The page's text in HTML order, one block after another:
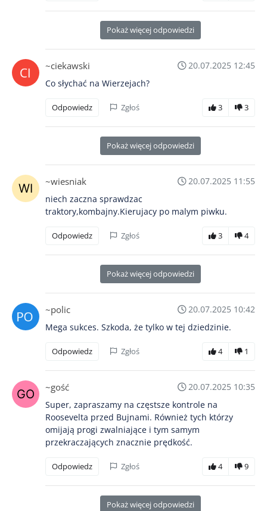
Pokaż więcej odpowiedzi
~ciekawski
20.07.2025 12:45
Co słychać na Wierzejach?
Odpowiedz Zgłoś 3 3
Pokaż więcej odpowiedzi
~wiesniak
20.07.2025 11:55
niech zaczna sprawdzac
traktory,kombajny.Kierujacy po malym piwku.
Odpowiedz Zgłoś 3 4
Pokaż więcej odpowiedzi
~polic
20.07.2025 10:42
Mega sukces. Szkoda, że tylko w tej dziedzinie.
Odpowiedz Zgłoś 4 1
~gość
20.07.2025 10:35
Super, zapraszamy na częstsze kontrole na
Roosevelta przed Bujnami. Również tych którzy
omijają progi zwalniające i tym samym
przekraczających znacznie prędkość.
Odpowiedz Zgłoś 4 9
Pokaż więcej odpowiedzi